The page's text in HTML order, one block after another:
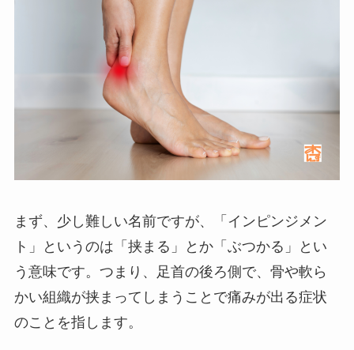
まず、少し難しい名前ですが、「インピンジメン
ト」というのは「挟まる」とか「ぶつかる」とい
う意味です。つまり、足首の後ろ側で、骨や軟ら
かい組織が挟まってしまうことで痛みが出る症状
のことを指します。